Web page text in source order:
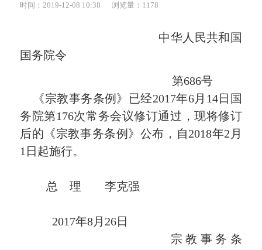
时间：2019-12-08 10:38
浏览量：1178
中华人民共和国
国务院令
第686号
《宗教事务条例》已经2017年6月14日国
务院第176次常务会议修订通过，现将修订
后的《宗教事务条例》公布，自2018年2月
1日起施行。
总 理 李克强
2017年8月26日
宗 教 事 务 条